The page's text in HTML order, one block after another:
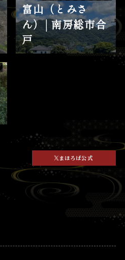
富山（とみさ
ん）│南房総市合
戸
まほろば公式